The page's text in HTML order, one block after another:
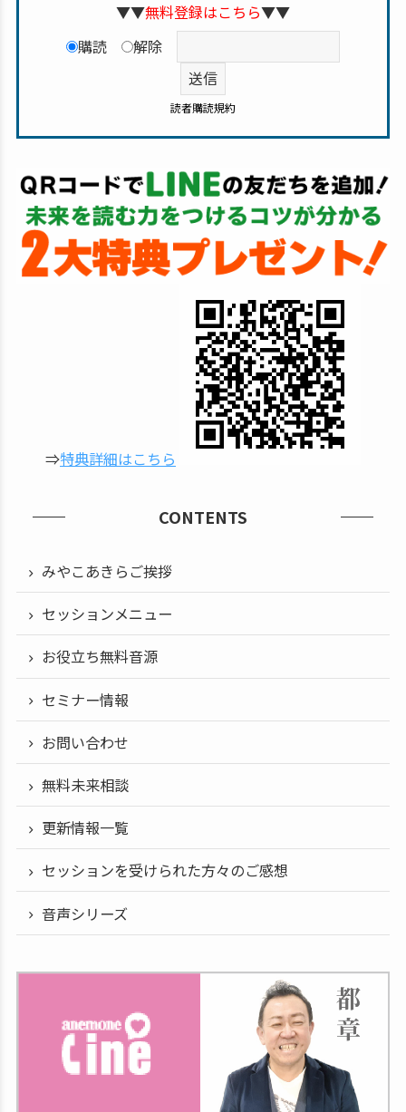
▼▼無料登録はこちら▼▼
購読
解除
読者購読規約
⇒特典詳細はこちら
CONTENTS
みやこあきらご挨拶
セッションメニュー
お役立ち無料音源
セミナー情報
お問い合わせ
無料未来相談
更新情報一覧
セッションを受けられた方々のご感想
音声シリーズ